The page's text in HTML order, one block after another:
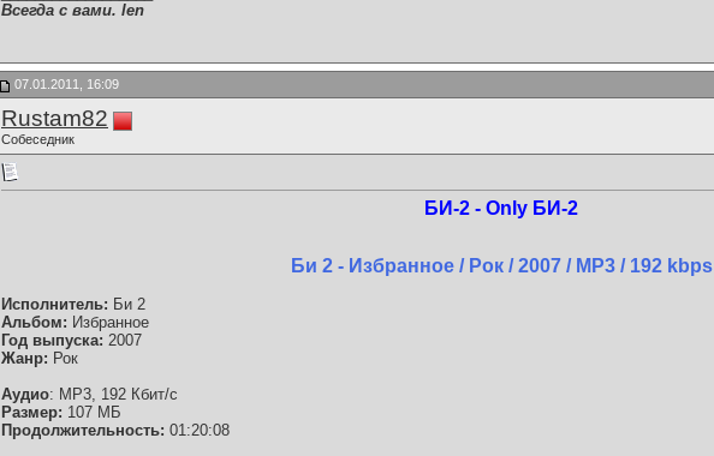
Всегда с вами. len
07.01.2011, 16:09
Rustam82
Собеседник
БИ-2 - Only БИ-2
Би 2 - Избранное / Рок / 2007 / МР3 / 192 kbps
Исполнитель: Би 2
Альбом: Избранное
Год выпуска: 2007
Жанр: Рок
Аудио: MP3, 192 Кбит/с
Размер: 107 MБ
Продолжительность: 01:20:08